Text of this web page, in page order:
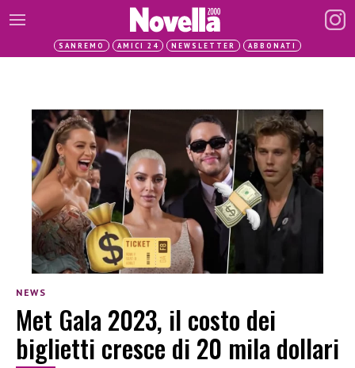
SANREMO AMICI 24 NEWSLETTER ABBONATI
NEWS
Met Gala 2023, il costo dei
biglietti cresce di 20 mila dollari